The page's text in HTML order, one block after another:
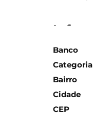
Banco
Categoria
Bairro
Cidade
CEP